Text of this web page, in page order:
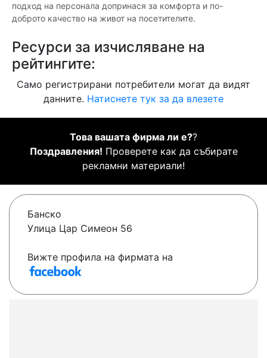
подход на персонала допринася за комфорта и по-
доброто качество на живот на посетителите.
Ресурси за изчисляване на
рейтингите:
Само регистрирани потребители могат да видят
данните. Натиснете тук за да влезете
Това вашата фирма ли е??
Поздравления! Проверете как да събирате
рекламни материали!
Банско
Улица Цар Симеон 56
Вижте профила на фирмата на